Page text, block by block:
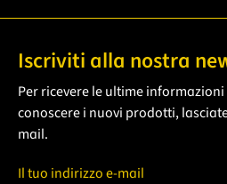
Iscriviti alla nostra
Per ricevere le ultime
conoscere i nuovi prodotti,
mail.
Il tuo indirizzo e-mail